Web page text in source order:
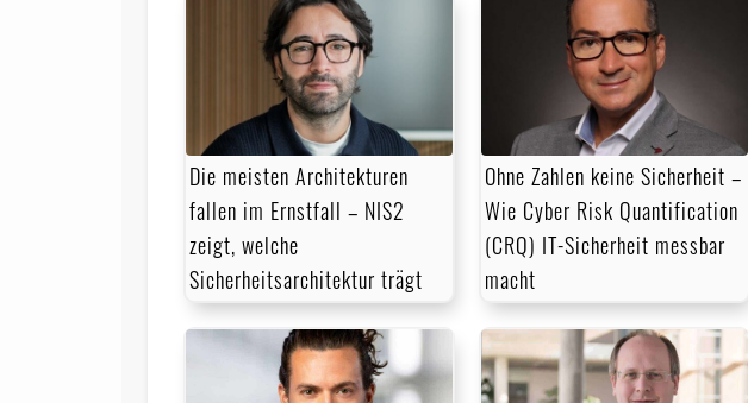
Die meisten Architekturen
fallen im Ernstfall – NIS2
zeigt, welche
Sicherheitsarchitektur trägt
Ohne Zahlen keine Sicherheit –
Wie Cyber Risk Quantification
(CRQ) IT-Sicherheit messbar
macht